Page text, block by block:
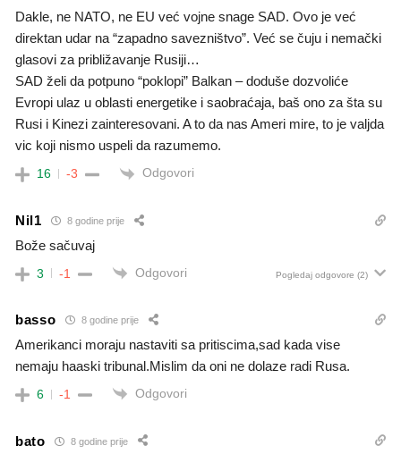
Dakle, ne NATO, ne EU već vojne snage SAD. Ovo je već
direktan udar na “zapadno savezništvo”. Već se čuju i nemački
glasovi za približavanje Rusiji…
SAD želi da potpuno “poklopi” Balkan – doduše dozvoliće
Evropi ulaz u oblasti energetike i saobraćaja, baš ono za šta su
Rusi i Kinezi zainteresovani. A to da nas Ameri mire, to je valjda
vic koji nismo uspeli da razumemo.
16 -3 Odgovori
Nil1 8 godine prije
Bože sačuvaj
3 -1 Odgovori Pogledaj odgovore (2)
basso 8 godine prije
Amerikanci moraju nastaviti sa pritiscima,sad kada vise
nemaju haaski tribunal.Mislim da oni ne dolaze radi Rusa.
6 -1 Odgovori
bato 8 godine prije